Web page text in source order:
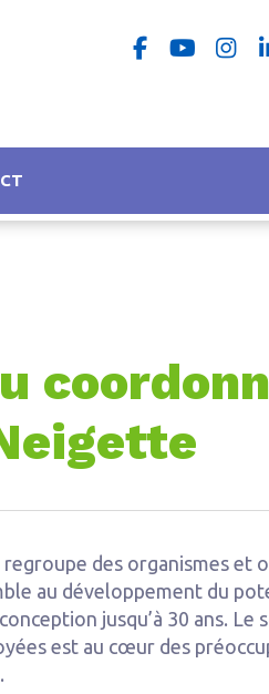
regroupe des organismes et
au développement du
jusqu’à 30 ans. Le
est au cœur des